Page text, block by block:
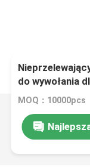
do wywołania
wielu kolorach
MOQ：10000pcs